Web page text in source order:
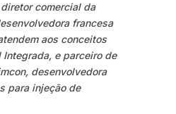
comercial da
francesa
aos conceitos
e parceiro de
desenvolvedora
para injeção de